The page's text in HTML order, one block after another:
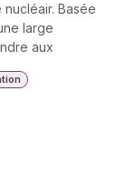
Basée
large
aux